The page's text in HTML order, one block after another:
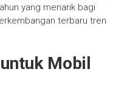
yang menarik bagi
terbaru tren
Mobil